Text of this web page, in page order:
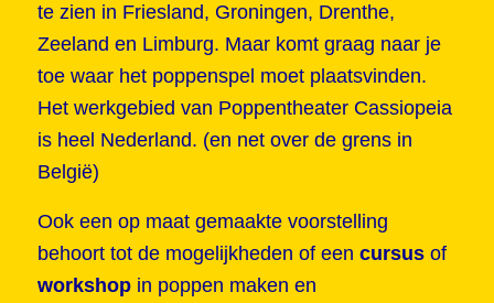
te zien in Friesland, Groningen, Drenthe,
Zeeland en Limburg. Maar komt graag naar je
toe waar het poppenspel moet plaatsvinden.
Het werkgebied van Poppentheater Cassiopeia
is heel Nederland. (en net over de grens in
België)
Ook een op maat gemaakte voorstelling
behoort tot de mogelijkheden of een cursus of
workshop in poppen maken en